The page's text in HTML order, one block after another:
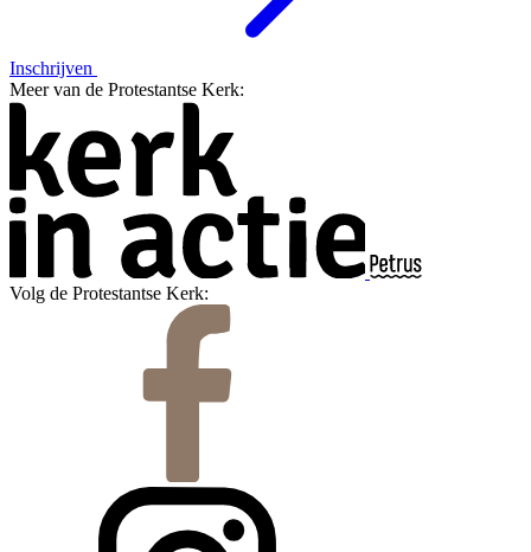
Inschrijven
Meer van de Protestantse Kerk:
Volg de Protestantse Kerk: